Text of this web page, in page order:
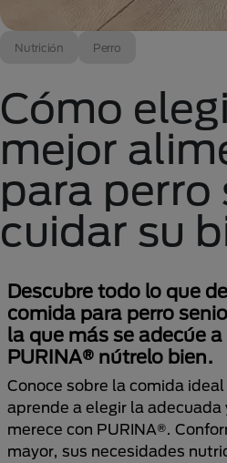
Nutrición Perro
Cómo
mejor
para perro
cuidar su
Descubre todo lo que
comida para perro
la que más se adecúe
PURINA® nútrelo bien.
Conoce sobre la comida
aprende a elegir la
merece con PURINA®.
mayor, sus necesidades